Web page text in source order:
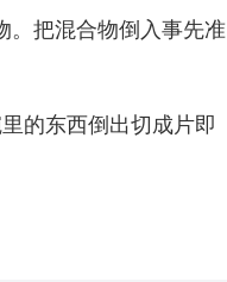
。把混合物倒入事先准
的东西倒出切成片即